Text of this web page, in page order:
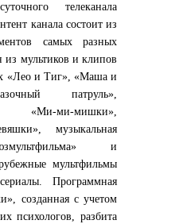
телеканала
канала состоит из
самых разных
из мультиков и клипов
«Лео и Тиг», «Маша и
патруль»,
«Ми-ми-мишки»,
музыкальная
и
мультфильмы
Программная
созданная с учетом
психологов, разбита